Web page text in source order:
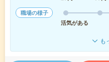
職場の様子
活気がある
も